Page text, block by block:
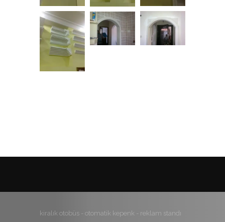
kiralık otobüs - otomatik kepenk - reklam standı